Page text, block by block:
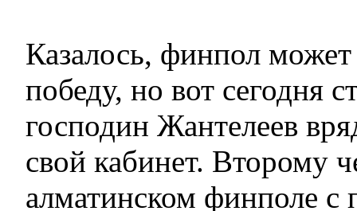
Казалось, финпол может
победу, но вот сегодня
господин Жантелеев
свой кабинет. Второму
алматинском финполе